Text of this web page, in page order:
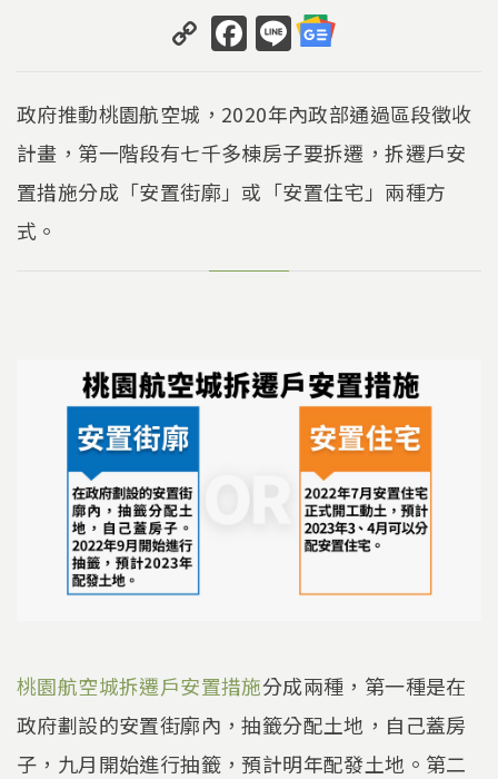
C
o
p
y
Li
n
F
a
c
e
b
o
k
Li
n
e
政府推動桃園航空城，2020年內政部通過區段徵收
計畫，第一階段有七千多棟房子要拆遷，拆遷戶安
置措施分成「安置街廓」或「安置住宅」兩種方
式。
桃園航空城拆遷戶安置措施分成兩種，第一種是在
政府劃設的安置街廓內，抽籤分配土地，自己蓋房
子，九月開始進行抽籤，預計明年配發土地。第二